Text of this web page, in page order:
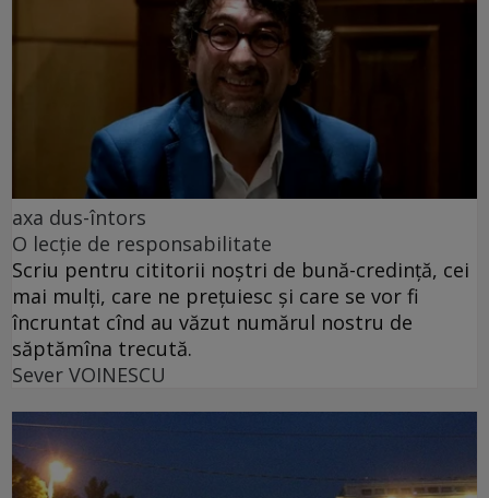
axa dus-întors
O lecție de responsabilitate
Scriu pentru cititorii noștri de bună-credință, cei
mai mulți, care ne prețuiesc și care se vor fi
încruntat cînd au văzut numărul nostru de
săptămîna trecută.
Sever VOINESCU